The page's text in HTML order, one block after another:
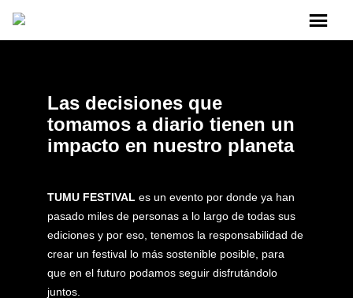
Las decisiones que
tomamos a diario tienen un
impacto en nuestro planeta
TUMU FESTIVAL es un evento por donde ya han
pasado miles de personas a lo largo de todas sus
ediciones y por eso, tenemos la responsabilidad de
crear un festival lo más sostenible posible, para
que en el futuro podamos seguir disfrutándolo
juntos.